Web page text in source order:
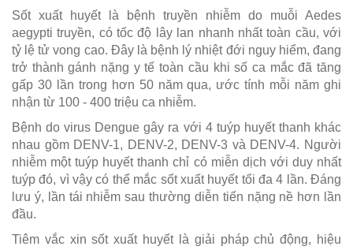
Sốt xuất huyết là bệnh truyền nhiễm do muỗi Aedes
aegypti truyền, có tốc độ lây lan nhanh nhất toàn cầu, với
tỷ lệ tử vong cao. Đây là bệnh lý nhiệt đới nguy hiểm, đang
trở thành gánh nặng y tế toàn cầu khi số ca mắc đã tăng
gấp 30 lần trong hơn 50 năm qua, ước tính mỗi năm ghi
nhận từ 100 - 400 triệu ca nhiễm.
Bệnh do virus Dengue gây ra với 4 tuýp huyết thanh khác
nhau gồm DENV-1, DENV-2, DENV-3 và DENV-4. Người
nhiễm một tuýp huyết thanh chỉ có miễn dịch với duy nhất
tuýp đó, vì vậy có thể mắc sốt xuất huyết tối đa 4 lần. Đáng
lưu ý, lần tái nhiễm sau thường diễn tiến nặng nề hơn lần
đầu.
Tiêm vắc xin sốt xuất huyết là giải pháp chủ động, hiệu